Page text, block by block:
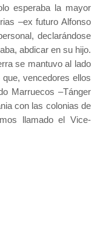
esperaba la mayor
–ex futuro Alfonso
declarándose
abdicar en su hijo.
se mantuvo al lado
vencedores ellos
Marruecos –Tánger
con las colonias de
llamado el Vice-